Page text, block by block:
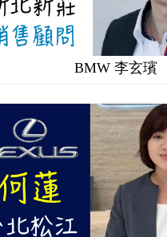
BMW 李玄璸